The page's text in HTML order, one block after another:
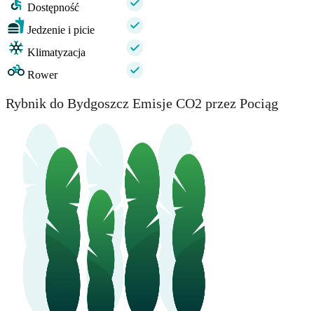
Dostępność
Jedzenie i picie
Klimatyzacja
Rower
Rybnik do Bydgoszcz Emisje CO2 przez Pociąg